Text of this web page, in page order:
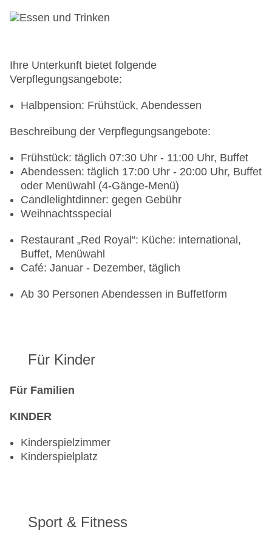
Ihre Unterkunft bietet folgende
Verpflegungsangebote:
Halbpension: Frühstück, Abendessen
Beschreibung der Verpflegungsangebote:
Frühstück: täglich 07:30 Uhr - 11:00 Uhr, Buffet
Abendessen: täglich 17:00 Uhr - 20:00 Uhr, Buffet
oder Menüwahl (4-Gänge-Menü)
Candlelightdinner: gegen Gebühr
Weihnachtsspecial
Restaurant „Red Royal“: Küche: international,
Buffet, Menüwahl
Café: Januar - Dezember, täglich
Ab 30 Personen Abendessen in Buffetform
Für Kinder
Für Familien
KINDER
Kinderspielzimmer
Kinderspielplatz
Sport & Fitness